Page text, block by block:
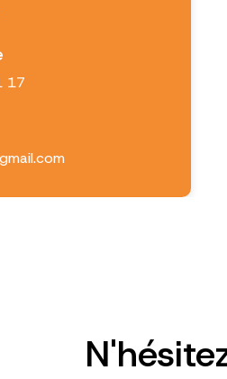
17